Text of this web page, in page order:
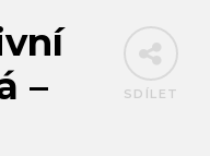
SDÍLET
–